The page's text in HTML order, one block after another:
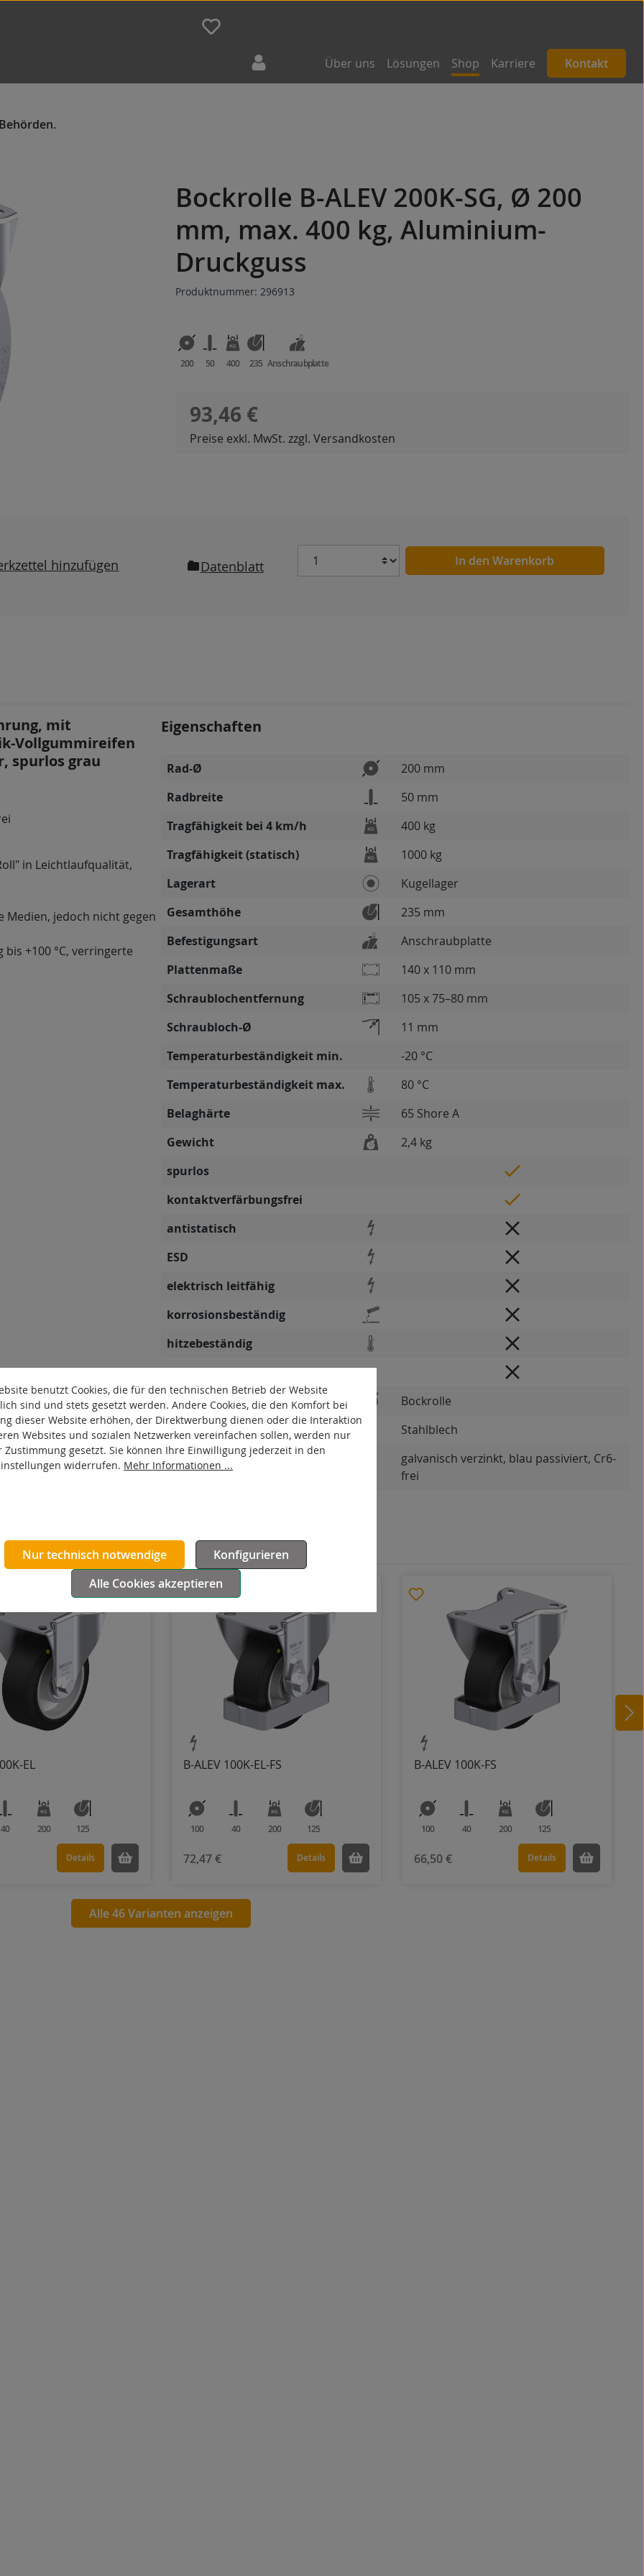
Über uns Lösungen Shop Karriere Kontakt
Bockrolle B-ALEV 200K-SG, Ø 200
mm, max. 400 kg, Aluminium-
Druckguss
Produktnummer: 296913
200 50 400 235 Anschraubplatte
Regulärer Preis:
93,46 €
Preise exkl. MwSt. zzgl. Versandkosten
hinzufügen Datenblatt
Anzahl In den Warenkorb
mit
Vollgummireifen
spurlos grau
in Leichtlaufqualität,
Medien, jedoch nicht gegen
bis +100 °C, verringerte
Eigenschaften
Rad-Ø
200 mm
Radbreite
50 mm
Tragfähigkeit bei 4 km/h
400 kg
Tragfähigkeit (statisch)
1000 kg
Lagerart
Kugellager
Gesamthöhe
235 mm
Befestigungsart
Anschraubplatte
Plattenmaße
140 x 110 mm
Schraublochentfernung
105 x 75–80 mm
Schraubloch-Ø
11 mm
Temperaturbeständigkeit min.
-20 °C
Temperaturbeständigkeit max.
80 °C
Belaghärte
65 Shore A
Gewicht
2,4 kg
spurlos
kontaktverfärbungsfrei
antistatisch
ESD
elektrisch leitfähig
korrosionsbeständig
hitzebeständig
autoklaventauglich
Produkttyp
Bockrolle
Material Gehäuse
Stahlblech
Oberfläche Gehäuse
galvanisch verzinkt, blau passiviert, Cr6-
frei
EL
40 200 125
Details
B-ALEV 100K-EL-FS
100 40 200 125
72,47 € Details
B-ALEV 100K-FS
100 40 200 125
66,50 € Details
Alle 46 Varianten anzeigen
benutzt Cookies, die für den technischen Betrieb der Website
sind und stets gesetzt werden. Andere Cookies, die den Komfort bei
dieser Website erhöhen, der Direktwerbung dienen oder die Interaktion
Websites und sozialen Netzwerken vereinfachen sollen, werden nur
Zustimmung gesetzt. Sie können Ihre Einwilligung jederzeit in den
widerrufen. Mehr Informationen ...
Nur technisch notwendige
Konfigurieren
Alle Cookies akzeptieren